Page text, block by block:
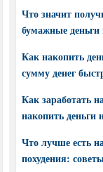
Что значит
бумажные
Как накопить
сумму денег
Как заработать
накопить деньги
Что лучше есть
похудения: